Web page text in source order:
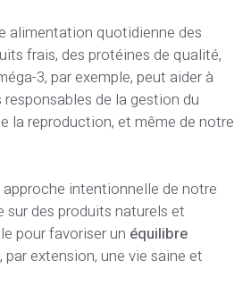
alimentation quotidienne des
frais, des protéines de qualité,
3, par exemple, peut aider à
de la gestion du
la reproduction, et même de notre
intentionnelle de notre
des produits naturels et
pour favoriser un équilibre
extension, une vie saine et